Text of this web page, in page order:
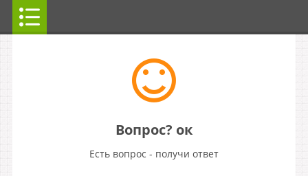
Вопрос? ок
Есть вопрос - получи ответ